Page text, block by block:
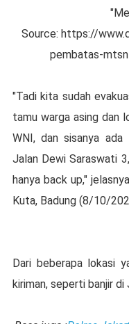
Source: https://
pembatas-
"Tadi kita sudah
tamu warga asing dan
WNI, dan sisanya
Jalan Dewi Saraswati
hanya back up,"
Kuta, Badung (8/10/
Dari beberapa lokasi
kiriman, seperti banjir di